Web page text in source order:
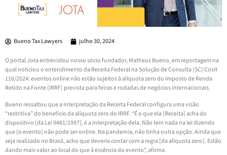
Bueno Tax Lawyers julho 30, 2024
O portal Jota entrevistou nosso sócio fundador, Matheus Bueno, em reportagem na
qual noticiou o entendimento da Receita Federal na Solução de Consulta (SC) Cosit
116/2024: eventos online não estão sujeitos à alíquota zero do Imposto de Renda
Retido na Fonte (IRRF) prevista para feiras e rodadas de negócios internacionais.
Bueno ressaltou que a interpretação da Receita Federal configura uma visão
“restritiva” do benefício da alíquota zero do IRRF. “É o que ela [Receita] acha do
dispositivo [da Lei 9481/1997], é a interpretação dela. Não tem nada na lei dizendo
que [o evento] não pode ser online. Na pandemia, não tinha outra opção. Ainda que
seja realizado no Brasil, acho que deveria contar com a regra [da alíquota zero]. Estão
dando mais valor ao local do que à essência do evento”, afirma.